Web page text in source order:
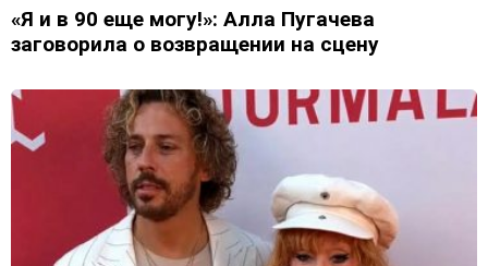
«Я и в 90 еще могу!»: Алла Пугачева
заговорила о возвращении на сцену